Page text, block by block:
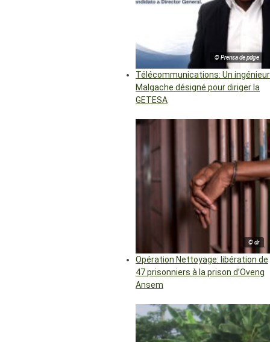
© Prensa de pdge
Télécommunications: Un ingénieur
Malgache désigné pour diriger la
GETESA
© dr
Opération Nettoyage: libération de
47 prisonniers à la prison d’Oveng
Ansem